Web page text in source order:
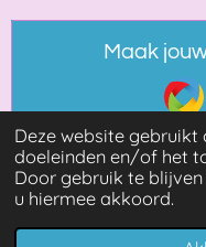
Deze website
doeleinden en/of het
Door gebruik te
u hiermee akkoord.
Maak